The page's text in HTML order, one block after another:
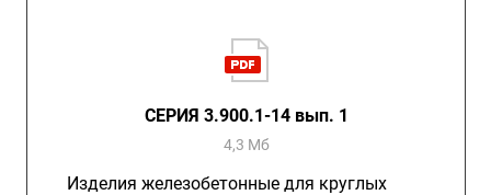
СЕРИЯ 3.900.1-14 вып. 1
4,3 Мб
Изделия железобетонные для круглых